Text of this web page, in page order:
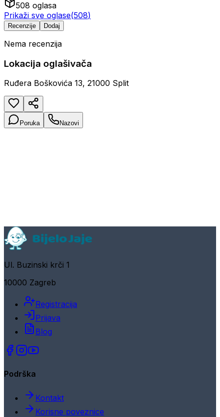
508 oglasa
Prikaži sve oglase(508)
Recenzije Dodaj
Nema recenzija
Lokacija oglašivača
Ruđera Boškovića 13, 21000 Split
Poruka Nazovi
Ul. Buzinski krči 1
10000 Zagreb
Registracija
Prijava
Blog
Podrška
Kontakt
Korisne poveznice